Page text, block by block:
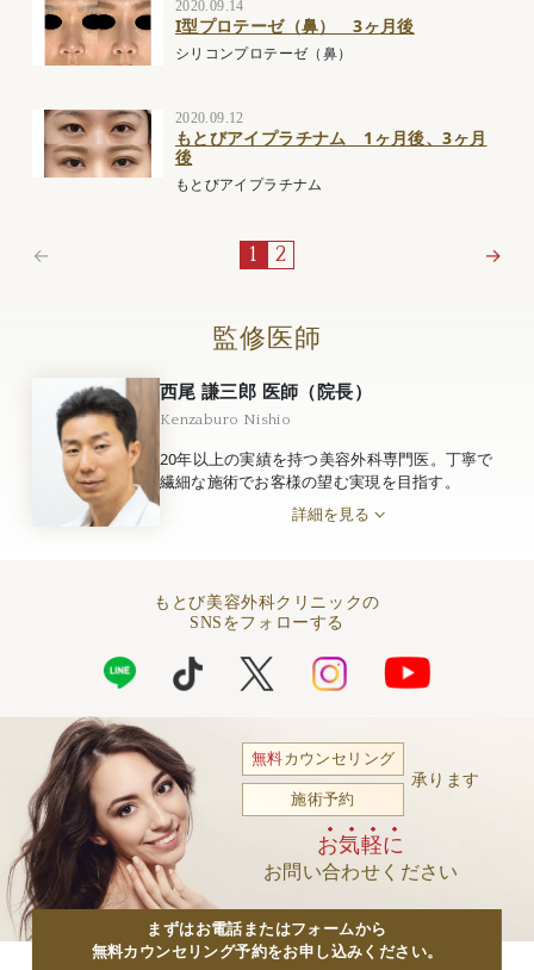
2020.09.14
I型プロテーゼ（鼻） 3ヶ月後
シリコンプロテーゼ（鼻）
2020.09.12
もとびアイプラチナム 1ヶ月後、3ヶ月
後
もとびアイプラチナム
← 1 2 →
監修医師
西尾 謙三郎 医師（院長）
Kenzaburo Nishio
20年以上の実績を持つ美容外科専門医。丁寧で
繊細な施術でお客様の望む実現を目指す。
詳細を見る
もとび美容外科クリニックの
SNSをフォローする
無料カウンセリング
施術予約
承ります
お気軽に
お問い合わせください
まずはお電話またはフォームから
無料カウンセリング予約をお申し込みください。